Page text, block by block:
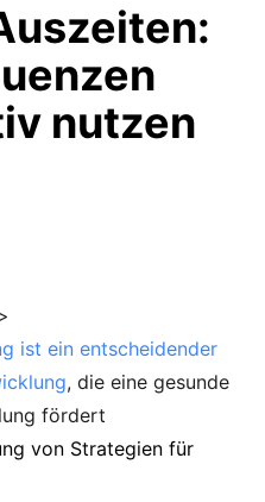
nutzen
ist ein entscheidender
, die eine gesunde
fördert
von Strategien für